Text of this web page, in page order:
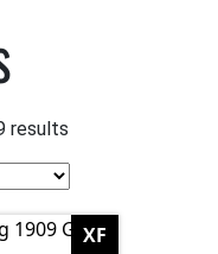
results
XF